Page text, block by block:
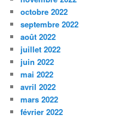
octobre 2022
septembre 2022
août 2022
juillet 2022
juin 2022
mai 2022
avril 2022
mars 2022
février 2022